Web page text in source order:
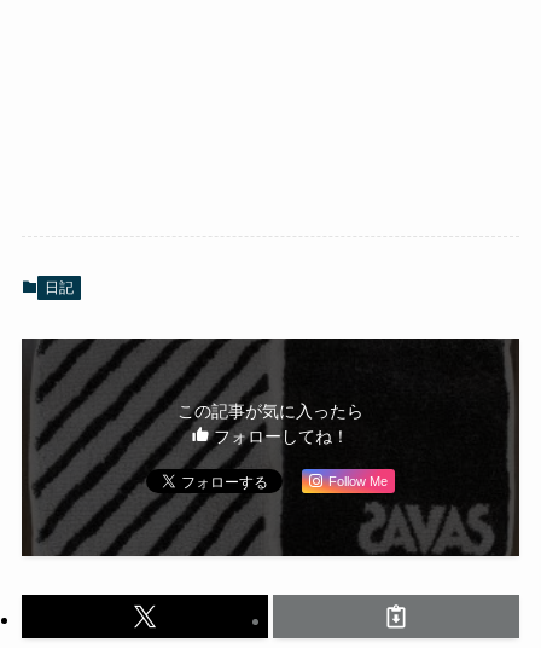
日記
この記事が気に入ったら
フォローしてね！
Follow Me